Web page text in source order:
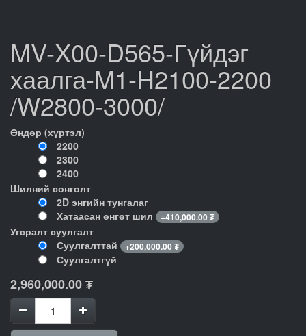
MV-X00-D565-Гүйдэг
хаалга-M1-H2100-2200
/W2800-3000/
Өндөр (хүртэл)
2200
2300
2400
Шилний сонголт
2D энгийн тунгалаг
Хатаасан өнгөт шил
+410,000.00 ₮
Угсралт суулгалт
Суулгалттай
+200,000.00 ₮
Суулгалтгүй
2,960,000.00₮